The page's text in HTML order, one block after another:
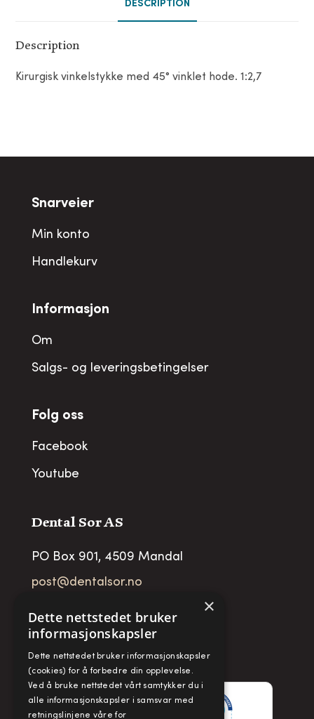
DESCRIPTION
Description
Kirurgisk vinkelstykke med 45° vinklet hode. 1:2,7
Snarveier
Min konto
Handlekurv
Informasjon
Om
Salgs- og leveringsbetingelser
Folg oss
Facebook
Youtube
Dental Sor AS
PO Box 901, 4509 Mandal
post@dentalsor.no
Telefon: +47 38 27 88 88
Fax: + 47 38 27 88 89
×
Dette nettstedet bruker
informasjonskapsler
Dette nettstedet bruker informasjonskapsler
(cookies) for å forbedre din opplevelse.
Ved å bruke nettstedet vårt samtykker du i
alle informasjonskapsler i samsvar med
retningslinjene våre for